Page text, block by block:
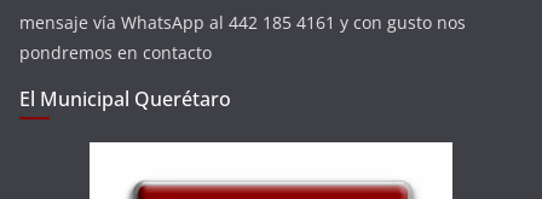
mensaje vía WhatsApp al 442 185 4161 y con gusto nos
pondremos en contacto
El Municipal Querétaro